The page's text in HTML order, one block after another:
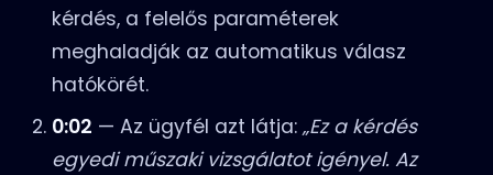
kérdés, a felelős paraméterek
meghaladják az automatikus válasz
hatókörét.
0:02 — Az ügyfél azt látja: „Ez a kérdés
egyedi műszaki vizsgálatot igényel. Az